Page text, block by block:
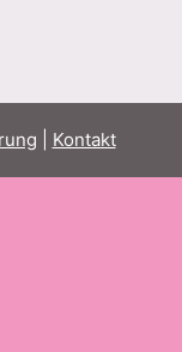
Kontakt